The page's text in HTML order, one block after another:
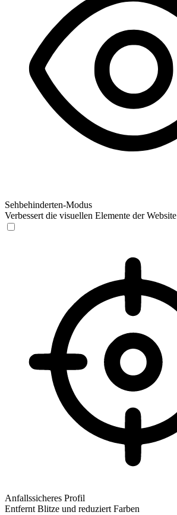
Sehbehinderten-Modus
Verbessert die visuellen Elemente der Website
Anfallssicheres Profil
Entfernt Blitze und reduziert Farben